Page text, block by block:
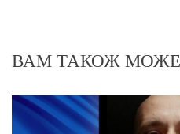
ВАМ ТАКОЖ